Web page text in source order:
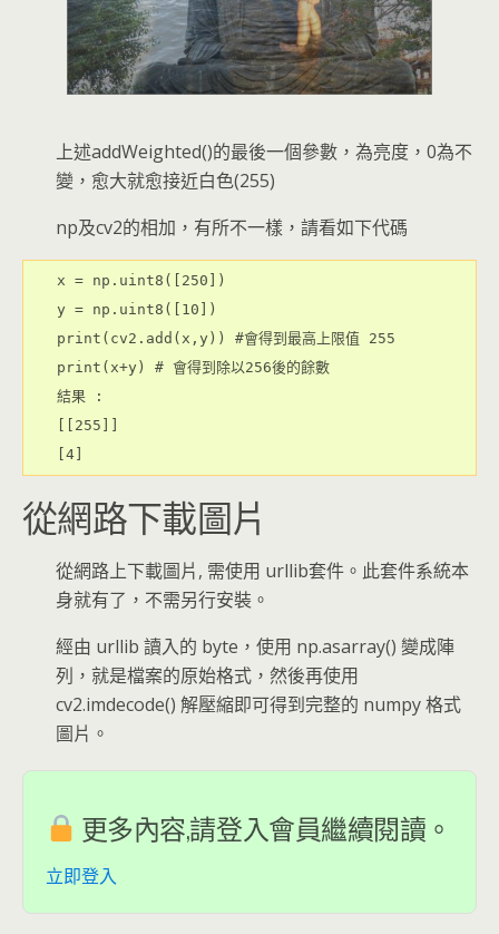
上述addWeighted()的最後一個參數，為亮度，0為不
變，愈大就愈接近白色(255)
np及cv2的相加，有所不一樣，請看如下代碼
x = np.uint8([250])
y = np.uint8([10])
print(cv2.add(x,y)) #會得到最高上限值 255
print(x+y) # 會得到除以256後的餘數
結果 :
[[255]]
[4]
從網路下載圖片
從網路上下載圖片, 需使用 urllib套件。此套件系統本
身就有了，不需另行安裝。
經由 urllib 讀入的 byte，使用 np.asarray() 變成陣
列，就是檔案的原始格式，然後再使用
cv2.imdecode() 解壓縮即可得到完整的 numpy 格式
圖片。
更多內容,請登入會員繼續閱讀。
立即登入